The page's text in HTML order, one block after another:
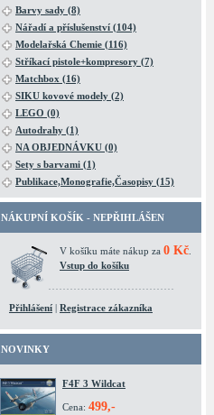
Barvy sady (8)
Nářadí a příslušenství (104)
Modelařská Chemie (116)
Stříkací pistole+kompresory (7)
Matchbox (16)
SIKU kovové modely (2)
LEGO (0)
Autodrahy (1)
NA OBJEDNÁVKU (0)
Sety s barvami (1)
Publikace,Monografie,Časopisy (15)
NÁKUPNÍ KOŠÍK - NEPŘIHLÁŠEN
V košíku máte nákup za 0 Kč
Vstup do košíku
Přihlášení | Registrace zákazníka
NOVINKY
F4F 3 Wildcat
Cena: 499,-